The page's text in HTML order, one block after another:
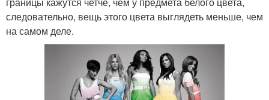
следовательно, вещь этого цвета выглядеть меньше, чем
на самом деле.